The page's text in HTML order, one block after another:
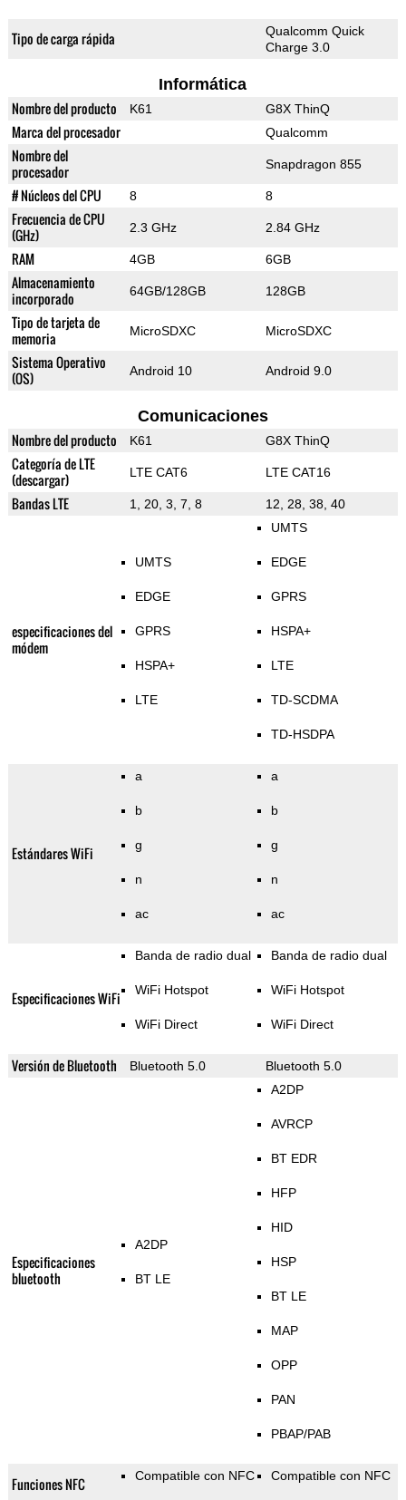
Tipo de carga rápida
Qualcomm Quick
Charge 3.0
Informática
Nombre del producto K61 G8X ThinQ
Marca del procesador Qualcomm
Nombre del
procesador
Snapdragon 855
# Núcleos del CPU 8 8
Frecuencia de CPU
(GHz)
2.3 GHz 2.84 GHz
RAM 4GB 6GB
Almacenamiento
incorporado
64GB/128GB 128GB
Tipo de tarjeta de
memoria
MicroSDXC MicroSDXC
Sistema Operativo
(OS)
Android 10 Android 9.0
Comunicaciones
Nombre del producto K61 G8X ThinQ
Categoría de LTE
(descargar)
LTE CAT6 LTE CAT16
Bandas LTE 1, 20, 3, 7, 8 12, 28, 38, 40
especificaciones del
módem
UMTS
EDGE
GPRS
HSPA+
LTE
UMTS
EDGE
GPRS
HSPA+
LTE
TD-SCDMA
TD-HSDPA
Estándares WiFi
a
b
g
n
ac
a
b
g
n
ac
Especificaciones WiFi
Banda de radio dual
WiFi Hotspot
WiFi Direct
Banda de radio dual
WiFi Hotspot
WiFi Direct
Versión de Bluetooth Bluetooth 5.0 Bluetooth 5.0
Especificaciones
bluetooth
A2DP
BT LE
A2DP
AVRCP
BT EDR
HFP
HID
HSP
BT LE
MAP
OPP
PAN
PBAP/PAB
Funciones NFC Compatible con NFC Compatible con NFC